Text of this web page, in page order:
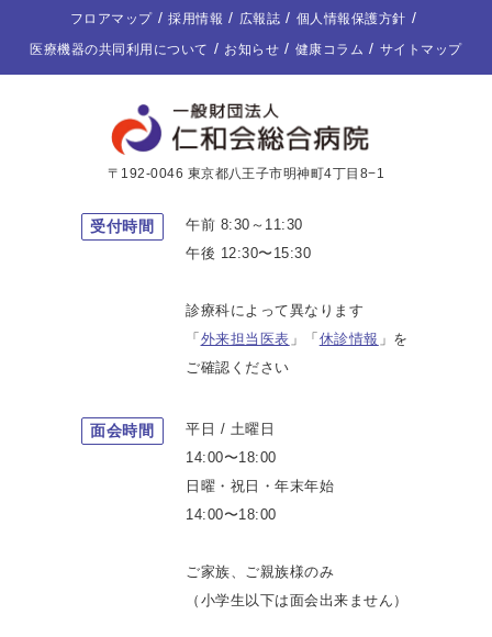
フロアマップ 採用情報 広報誌
個人情報保護方針
医療機器の共同利用について
お知らせ 健康コラム サイトマップ
〒192-0046 東京都八王子市明神町4丁目8−1
受付時間
午前 8:30～11:30
午後 12:30〜15:30
診療科によって異なります
「 外来担当医表 」「 休診情報 」を
ご確認ください
面会時間
平日 / 土曜日
14:00〜18:00
日曜・祝日・年末年始
14:00〜18:00
ご家族、ご親族様のみ
（小学生以下は面会出来ません）